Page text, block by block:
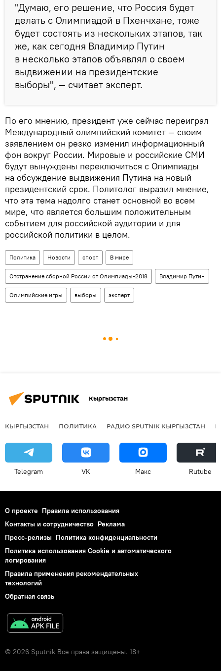
"Думаю, его решение, что Россия будет
делать с Олимпиадой в Пхенчхане, тоже
будет состоять из нескольких этапов, так
же, как сегодня Владимир Путин
в несколько этапов объявлял о своем
выдвижении на президентские
выборы", — считает эксперт.
По его мнению, президент уже сейчас переиграл
Международный олимпийский комитет — своим
заявлением он резко изменил информационный
фон вокруг России. Мировые и российские СМИ
будут вынуждены переключиться с Олимпиады
на обсуждение выдвижения Путина на новый
президентский срок. Политолог выразил мнение,
что эта тема надолго станет основной во всем
мире, что является большим положительным
событием для российской аудитории и для
российской политики в целом.
Политика Новости спорт В мире
Отстранение сборной России от Олимпиады-2018 Владимир Путин
Олимпийские игры выборы эксперт
Кыргызстан
КЫРГЫЗСТАН ПОЛИТИКА РАДИО SPUTNIK КЫРГЫЗСТАН
Telegram VK Макс Rutube
О проекте Правила использования
Контакты и сотрудничество Реклама
Пресс-релизы Политика конфиденциальности
Политика использования Cookie и автоматического
логирования
Правила применения рекомендательных
технологий
Обратная связь
© 2026 Sputnik Все права защищены. 18+